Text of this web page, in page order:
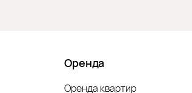
Оренда
Оренда квартир